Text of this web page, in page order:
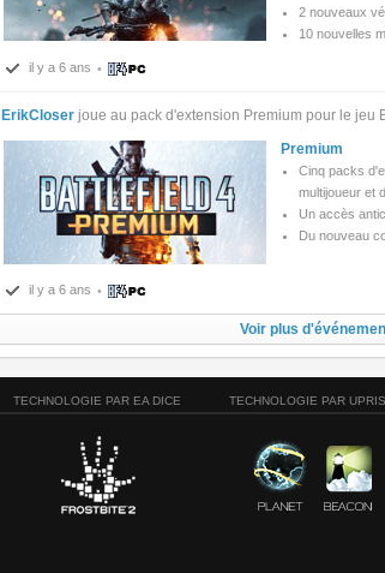
2 nouveaux
10 nouvelles
il y a 6 ans •
ErikCloser joue au pack d'extension Premium pour le jeu
Premium
Cinq packs
multijoueur et
Un accès
Du nouveau
il y a 6 ans •
Voir plus
TECHNOLOGIE PAR EA DICE TECHNOLOGIE PAR